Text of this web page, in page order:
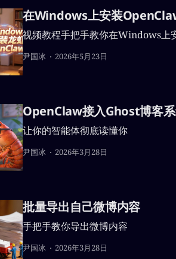
在Windows上安装
视频教程手把手教你在Windows上
尹国冰 2026年5月23日
OpenClaw接入Ghost博客
让你的智能体彻底读懂你
尹国冰 2026年3月28日
批量导出自己微博内容
手把手教你导出微博内容
尹国冰 2026年3月28日